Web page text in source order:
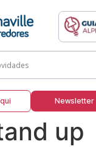
Newsletter
up